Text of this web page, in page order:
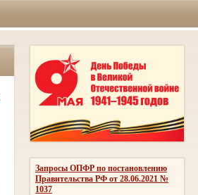
Запросы ОПФР по постановлению
Правительства РФ от 28.06.2021 №
1037